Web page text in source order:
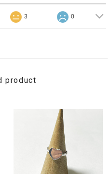
3 0
product